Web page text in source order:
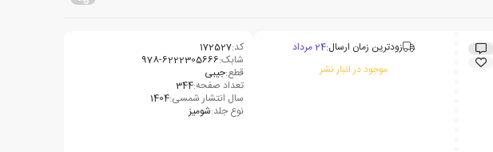
زودترین زمان ارسال:24 مرداد
موجود در انبار نشر
کد:172527
شابک:978-6222305666
قطع:جیبی
تعداد صفحه:344
سال انتشار شمسی:1404
نوع جلد:شومیز